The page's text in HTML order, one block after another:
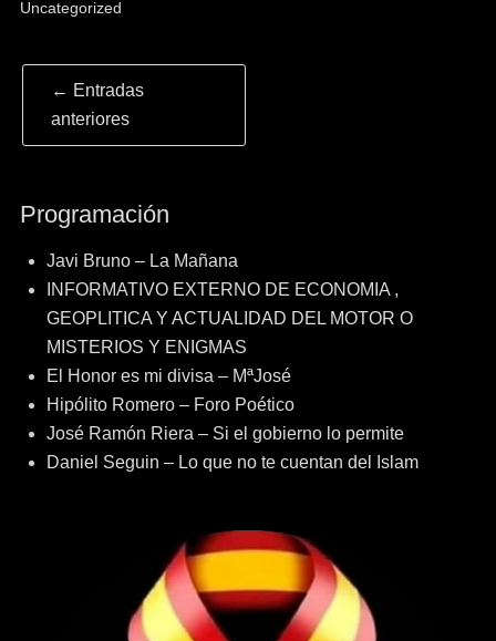
Uncategorized
Navegación
← Entradas
anteriores
Programación
Javi Bruno – La Mañana
INFORMATIVO EXTERNO DE ECONOMIA ,
GEOPLITICA Y ACTUALIDAD DEL MOTOR O
MISTERIOS Y ENIGMAS
El Honor es mi divisa – MªJosé
Hipólito Romero – Foro Poético
José Ramón Riera – Si el gobierno lo permite
Daniel Seguin – Lo que no te cuentan del Islam